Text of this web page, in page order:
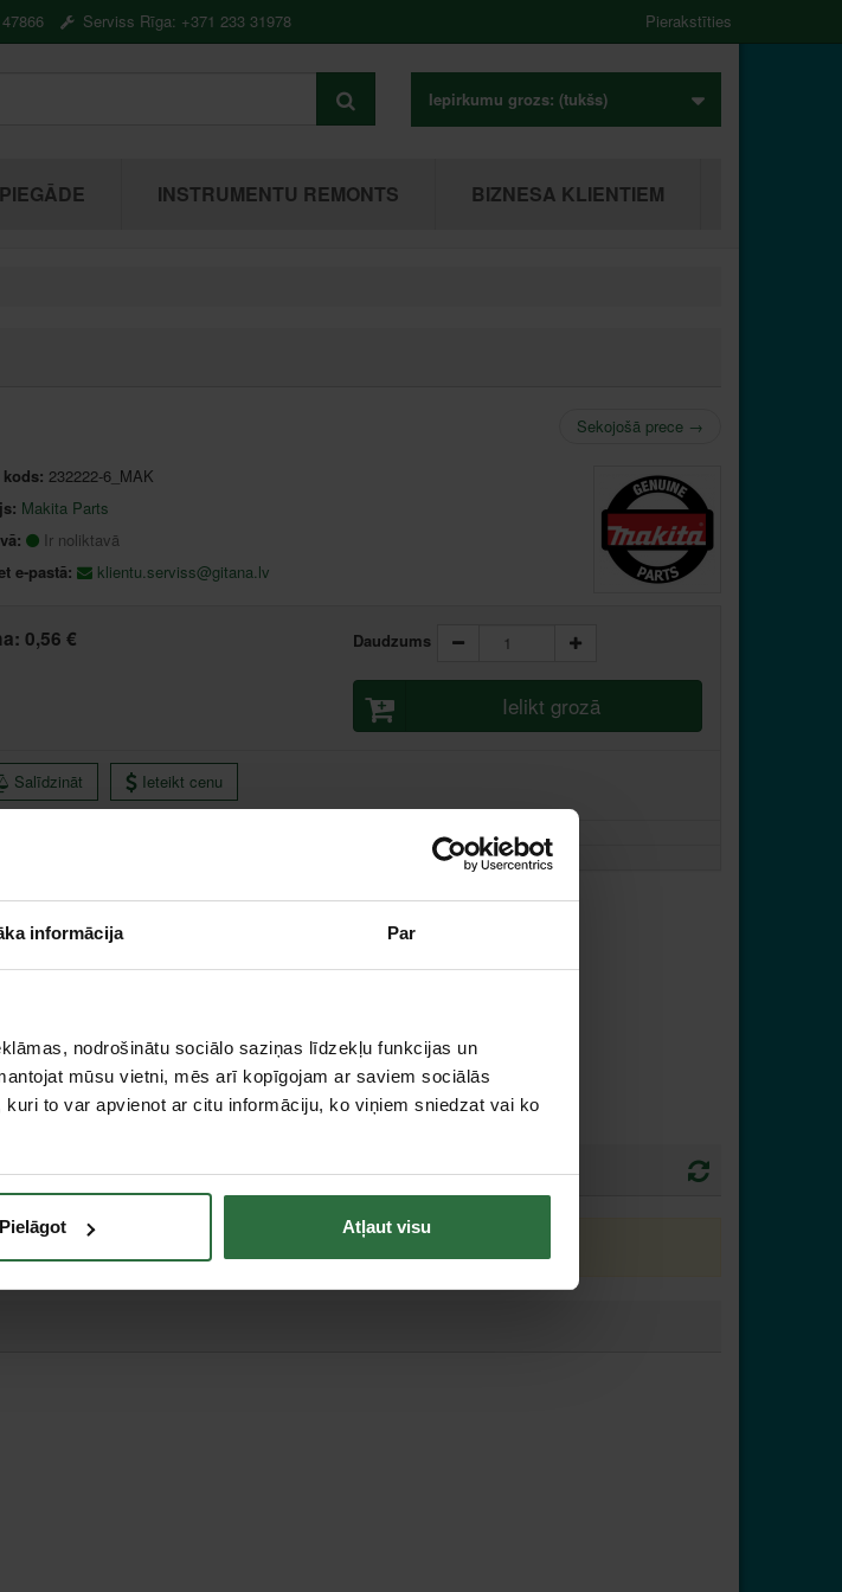
informācija Par
nodrošinātu sociālo saziņas līdzekļu funkcijas un
mūsu vietni, mēs arī kopīgojam ar saviem sociālās
to var apvienot ar citu informāciju, ko viņiem sniedzat vai ko
Pielāgot Atļaut visu
Serviss Rīga: +371 233 31978 Pierakstīties
Iepirkumu grozs: (tukšs)
INSTRUMENTU REMONTS BIZNESA KLIENTIEM
Sekojošā prece →
kods: 232222-6_MAK
Makita Parts
Ir noliktavā
e-pastā:
klientu.serviss@gitana.lv
0,56 € Daudzums
Ielikt grozā
Salīdzināt Ieteikt cenu
noliktava, (uzzināt vairāk šeit, )